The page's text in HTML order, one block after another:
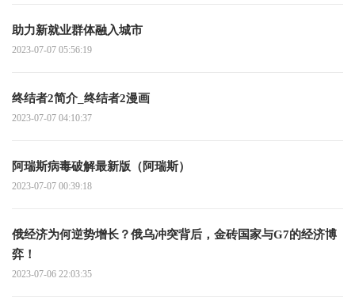
助力新就业群体融入城市
2023-07-07 05:56:19
终结者2简介_终结者2漫画
2023-07-07 04:10:37
阿瑞斯病毒破解最新版（阿瑞斯）
2023-07-07 00:39:18
俄经济为何逆势增长？俄乌冲突背后，金砖国家与G7的经济博
弈！
2023-07-06 22:03:35